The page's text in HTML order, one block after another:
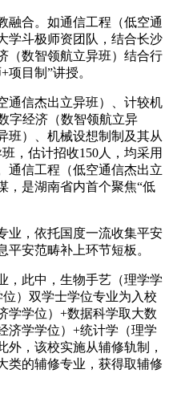
合。如通信工程（低空通
学斗极师资团队，结合长沙
（数智领航立异班）结合行
目制”讲授。
信杰出立异班）、计较机
字经济（数智领航立异
班）、机械设想制制及其从
，估计招收150人，均采用
通信工程（低空通信杰出立
，是湖南省内首个聚焦“低
，依托国度一流收集平安
安范畴补上环节短板。
此中，生物手艺（理学学
）双学士学位专业为入校
学学位）+数据科学取大数
济学学位）+统计学（理学
，该校实施从辅修轨制，
类的辅修专业，获得取辅修